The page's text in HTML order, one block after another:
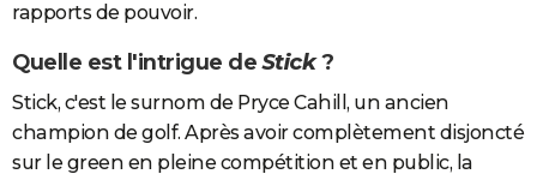
rapports de pouvoir.
Quelle est l'intrigue deStick?
Stick, c'est le surnom de Pryce Cahill, un ancien
champion de golf. Après avoir complètement disjoncté
sur le green en pleine compétition et en public, la